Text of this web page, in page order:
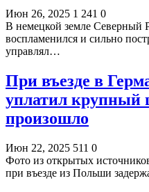
Июн 26, 2025 1 241 0
В немецкой земле Северный
воспламенился и сильно
управлял…
При въезде в
уплатил
произошло
Июн 22, 2025 511 0
Фото из открытых
при въезде из Польши